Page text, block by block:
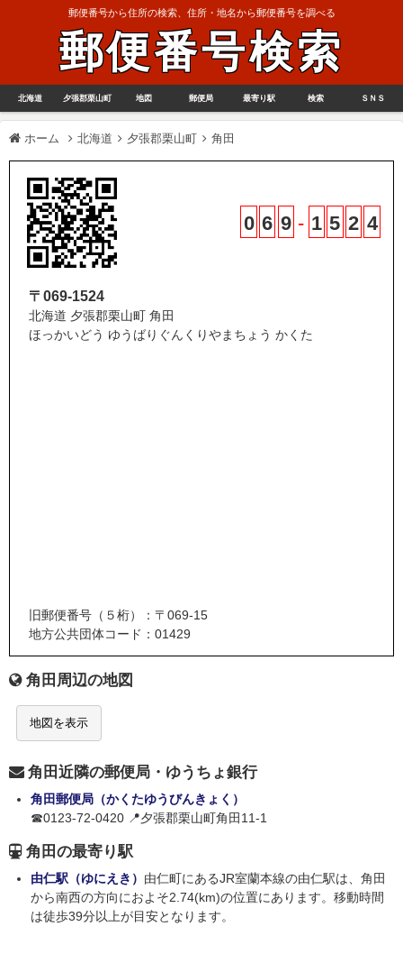
郵便番号から住所の検索、住所・地名から郵便番号を調べる
郵便番号検索
北海道 夕張郡栗山町 地図 郵便局 最寄り駅 検索 ＳＮＳ
ホーム 北海道 夕張郡栗山町 角田
0 6 9 - 1 5 2 4
〒069-1524
北海道 夕張郡栗山町 角田
ほっかいどう ゆうばりぐんくりやまちょう かくた
旧郵便番号（５桁）：〒069-15
地方公共団体コード：01429
角田周辺の地図
地図を表示
角田近隣の郵便局・ゆうちょ銀行
角田郵便局（かくたゆうびんきょく）
☎0123-72-0420 📍夕張郡栗山町角田11-1
角田の最寄り駅
由仁駅（ゆにえき） 由仁町にあるJR室蘭本線の由仁駅は、角田
から南西の方向におよそ2.74(km)の位置にあります。移動時間
は徒歩39分以上が目安となります。